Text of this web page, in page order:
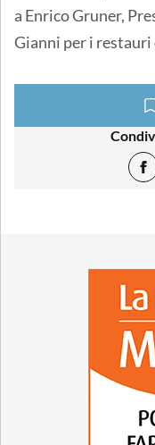
a Enrico Gruner,
Gianni per i